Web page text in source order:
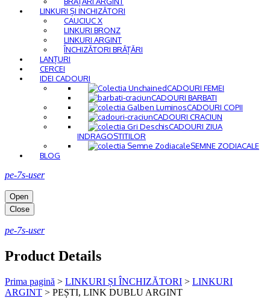
LINKURI ȘI INCHIZĂTORI
CAUCIUC X
LINKURI BRONZ
LINKURI ARGINT
ÎNCHIZĂTORI BRĂȚĂRI
LANȚURI
CERCEI
IDEI CADOURI
CADOURI FEMEI
CADOURI BARBATI
CADOURI COPII
CADOURI CRACIUN
CADOURI ZIUA
INDRAGOSTITILOR
SEMNE ZODIACALE
BLOG
pe-7s-user
Open
Close
pe-7s-user
Product Details
Prima pagină > LINKURI ȘI ÎNCHIZĂTORI > LINKURI
ARGINT > PEȘTI, LINK DUBLU ARGINT